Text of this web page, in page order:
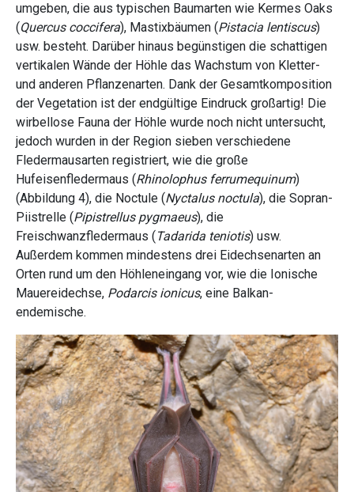
umgeben, die aus typischen Baumarten wie Kermes Oaks
(Quercus coccifera), Mastixbäumen (Pistacia lentiscus)
usw. besteht. Darüber hinaus begünstigen die schattigen
vertikalen Wände der Höhle das Wachstum von Kletter-
und anderen Pflanzenarten. Dank der Gesamtkomposition
der Vegetation ist der endgültige Eindruck großartig! Die
wirbellose Fauna der Höhle wurde noch nicht untersucht,
jedoch wurden in der Region sieben verschiedene
Fledermausarten registriert, wie die große
Hufeisenfledermaus (Rhinolophus ferrumequinum)
(Abbildung 4), die Noctule (Nyctalus noctula), die Sopran-
Piistrelle (Pipistrellus pygmaeus), die
Freischwanzfledermaus (Tadarida teniotis) usw.
Außerdem kommen mindestens drei Eidechsenarten an
Orten rund um den Höhleneingang vor, wie die Ionische
Mauereidechse, Podarcis ionicus, eine Balkan-
endemische.